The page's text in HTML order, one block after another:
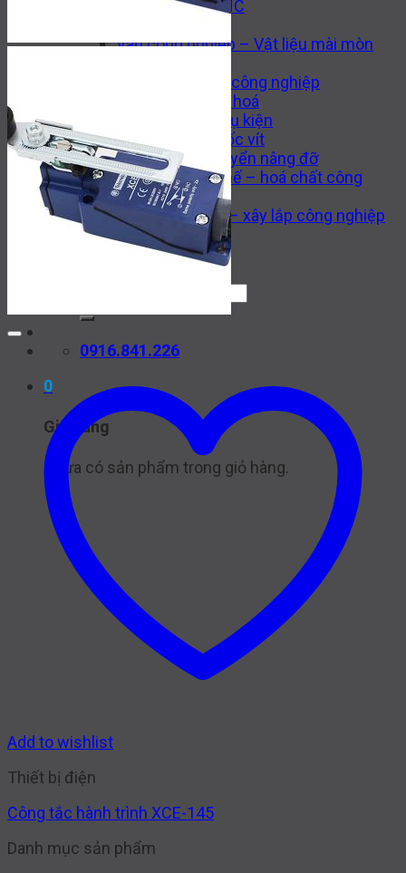
Máy công cụ CNC
Van công nghiệp – Vật liệu mài mòn
Động cơ – Bơm công nghiệp
Thiết bị tự động hoá
Gia công cơ khí và phụ kiện
Dụng cụ cắt và ốc vít
Thiết bị vận chuyển nâng đỡ
Phụ tùng thay thế – hoá chất công
nghiệp
Thi công cơ khí – xây lắp công nghiệp
Tin tức
0916.841.226
0
Giỏ hàng
Chưa có sản phẩm trong giỏ hàng.
Add to wishlist
Thiết bị điện
Công tắc hành trình XCE-145
Danh mục sản phẩm